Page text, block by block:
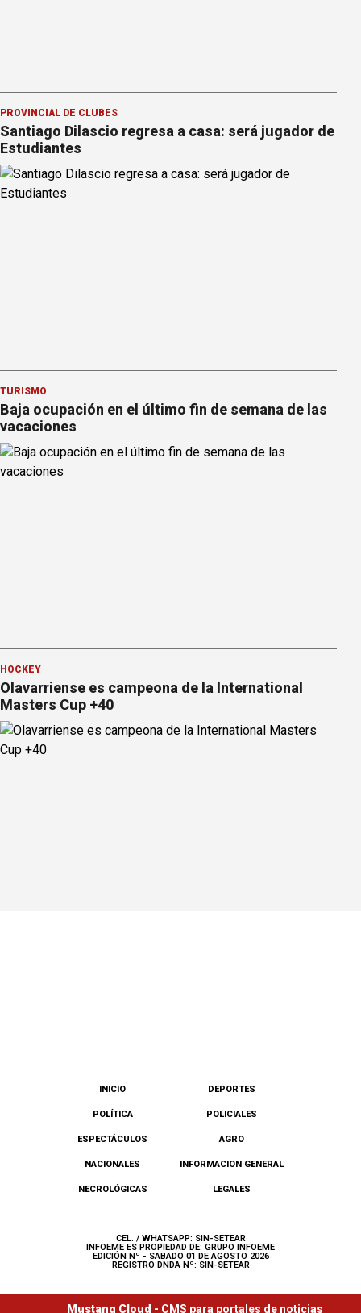
PROVINCIAL DE CLUBES
Santiago Dilascio regresa a casa: será jugador de
Estudiantes
TURISMO
Baja ocupación en el último fin de semana de las
vacaciones
HOCKEY
Olavarriense es campeona de la International
Masters Cup +40
INICIO DEPORTES
POLÍTICA POLICIALES
ESPECTÁCULOS AGRO
NACIONALES INFORMACION GENERAL
NECROLÓGICAS LEGALES
CEL. / WHATSAPP: SIN-SETEAR
INFOEME ES PROPIEDAD DE: GRUPO INFOEME
EDICIÓN Nº - SABADO 01 DE AGOSTO 2026
REGISTRO DNDA Nº: SIN-SETEAR
Mustang Cloud - CMS para portales de noticias